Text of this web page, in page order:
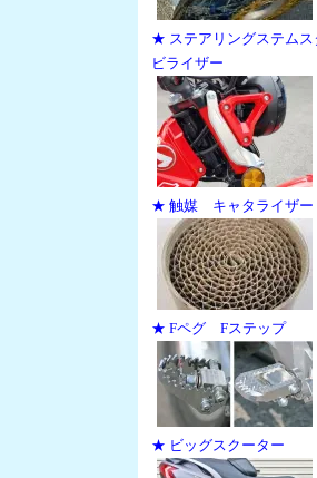
★ ステアリングステムス
ビライザー
★ 触媒 キャタライザー
★ Fペグ Fステップ
★ ビッグスクーター